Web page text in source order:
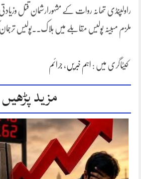
راولپنڈی تھانہ روات کے مشہورارشمان قتل
ملزم مبینہ پولیس مقابلے میں ہلاک۔۔پولیس
کیٹاگری میں : اہم خبریں ، جرائم
مزید پڑھیں